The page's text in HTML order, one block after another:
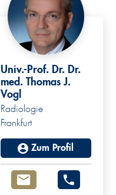
Univ.-Prof. Dr. Dr.
med. Thomas J.
Vogl
Radiologie
Frankfurt
Zum Profil